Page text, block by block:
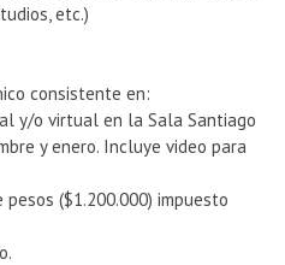
etc.)
consistente en:
y/o virtual en la Sala Santiago
y enero. Incluye video para
($1.200.000) impuesto